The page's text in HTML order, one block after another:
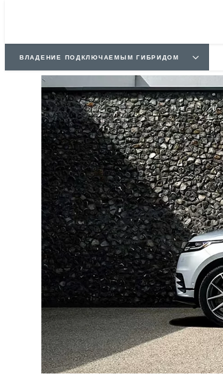
ВЛАДЕНИЕ ПОДКЛЮЧАЕМЫМ ГИБРИДОМ